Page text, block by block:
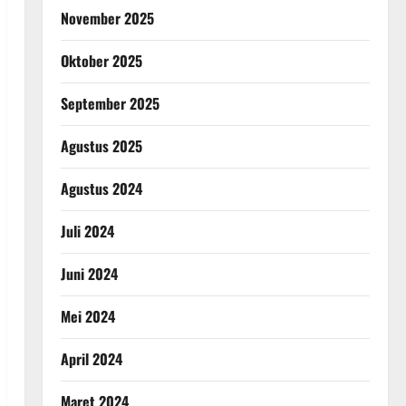
November 2025
Oktober 2025
September 2025
Agustus 2025
Agustus 2024
Juli 2024
Juni 2024
Mei 2024
April 2024